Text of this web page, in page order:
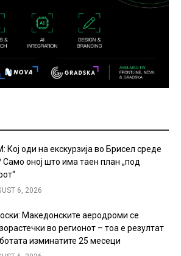
оди на екскурзија во Брисел среде
Само оној што има таен план „под
6, 2026
Македонските аеродроми се
во регионот – тоа е резултат
изминатите 25 месеци